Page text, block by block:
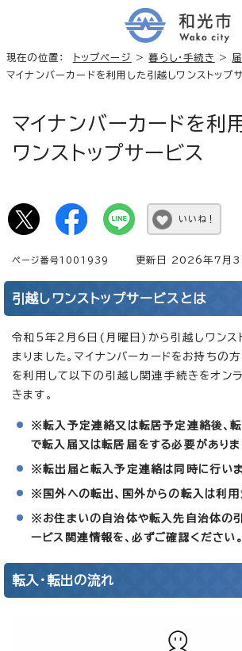
現在の位置： トップページ >暮らし・手続き >
マイナンバーカードを利用した引越しワンストップ
マイナンバーカードを利
ワンストップサービス
いいね！
ページ番号1001939 更新日 2026年7月3
引越しワンストップサービスとは
令和5年2月6日(月曜日)から引越しワンス
まりました。マイナンバーカードをお持ちの
を利用して以下の引越し関連手続きをオン
きます。
※転入予定連絡又は転居予定連絡後、
で転入届又は転居届をする必要がありま
※転出届と転入予定連絡は同時に行いま
※国外への転出、国外からの転入は利用
※お住まいの自治体や転入先自治体の引
ービス関連情報を、必ずご確認ください。
転入・転出の流れ